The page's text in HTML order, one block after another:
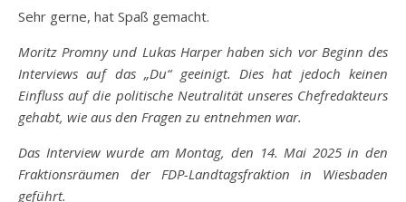
Sehr gerne, hat Spaß gemacht.
Moritz Promny und Lukas Harper haben sich vor Beginn des
Interviews auf das „Du“ geeinigt. Dies hat jedoch keinen
Einfluss auf die politische Neutralität unseres Chefredakteurs
gehabt, wie aus den Fragen zu entnehmen war.
Das Interview wurde am Montag, den 14. Mai 2025 in den
Fraktionsräumen der FDP-Landtagsfraktion in Wiesbaden
geführt.